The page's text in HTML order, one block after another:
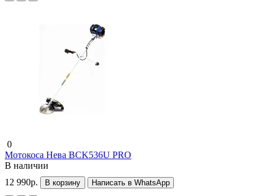
0
Мотокоса Нева BCK536U PRO
В наличии
12 990р.
В корзину Написать в WhatsApp